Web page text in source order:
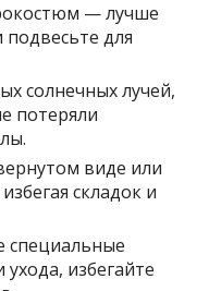
— лучше
для
солнечных лучей,
потеряли
виде или
складок и
специальные
ухода, избегайте